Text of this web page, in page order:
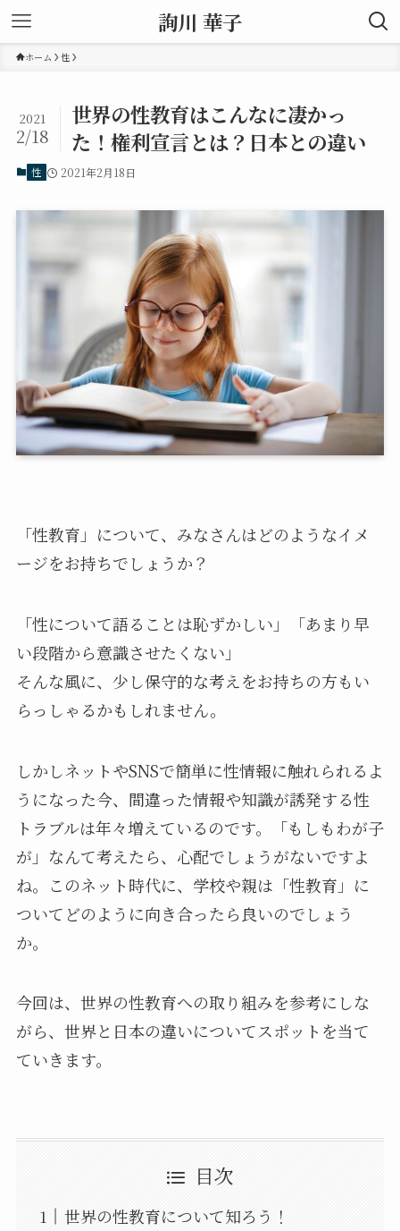
詢川 華子
ホーム 性
世界の性教育はこんなに凄かっ
た！権利宣言とは？日本との違い
2021
2/18
性 2021年2月18日
「性教育」について、みなさんはどのようなイメ
ージをお持ちでしょうか？
「性について語ることは恥ずかしい」「あまり早
い段階から意識させたくない」
そんな風に、少し保守的な考えをお持ちの方もい
らっしゃるかもしれません。
しかしネットやSNSで簡単に性情報に触れられるよ
うになった今、間違った情報や知識が誘発する性
トラブルは年々増えているのです。
「もしもわが子
が」なんて考えたら、心配でしょうがないですよ
ね。このネット時代に、学校や親は「性教育」に
ついてどのように向き合ったら良いのでしょう
か。
今回は、世界の性教育への取り組みを参考にしな
がら、世界と日本の違いについてスポットを当て
ていきます。
目次
世界の性教育について知ろう！